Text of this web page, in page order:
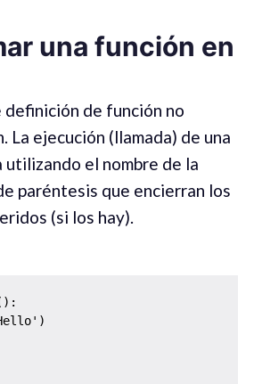
una función en
definición de función no
La ejecución (llamada) de una
utilizando el nombre de la
paréntesis que encierran los
(si los hay).